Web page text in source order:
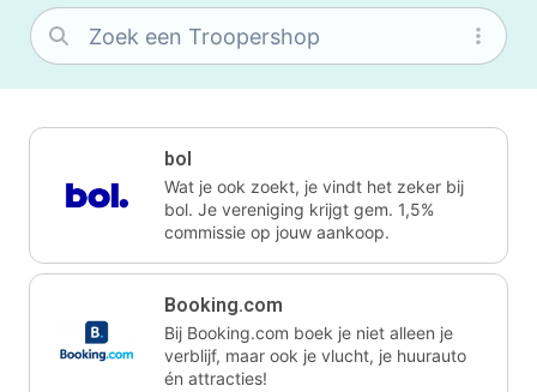
bol
Wat je ook zoekt, je vindt het zeker bij
bol. Je vereniging krijgt gem. 1,5%
commissie op jouw aankoop.
Booking.com
Bij Booking.com boek je niet alleen je
verblijf, maar ook je vlucht, je huurauto
én attracties!